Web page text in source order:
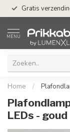
Gratis
MENU
Home /
LEDs - goud